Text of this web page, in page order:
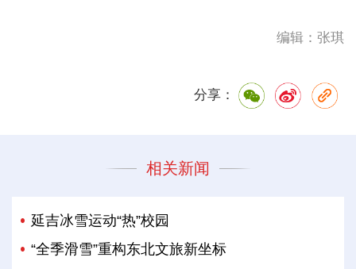
编辑：张琪
分享：
相关新闻
延吉冰雪运动“热”校园
“全季滑雪”重构东北文旅新坐标